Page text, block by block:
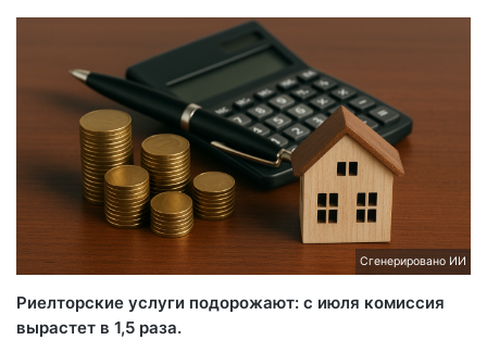
Сгенерировано ИИ
Риелторские услуги подорожают: с июля комиссия
вырастет в 1,5 раза.